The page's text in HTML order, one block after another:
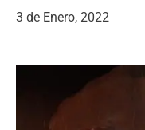
3 de Enero, 2022